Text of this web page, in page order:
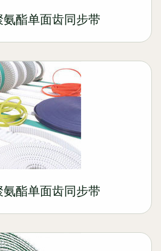
氨酯单面齿同步带
氨酯单面齿同步带